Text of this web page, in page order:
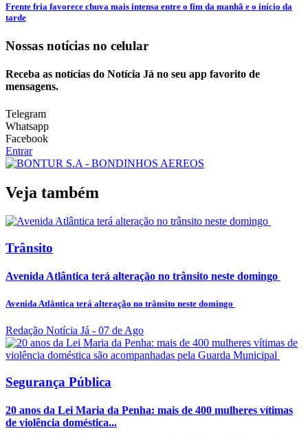
Frente fria favorece chuva mais intensa entre o fim da manhã e o início da
tarde
Nossas notícias no celular
Receba as notícias do Notícia Já no seu app favorito de
mensagens.
Telegram
Whatsapp
Facebook
Entrar
Veja também
Trânsito
Avenida Atlântica terá alteração no trânsito neste domingo
Avenida Atlântica terá alteração no trânsito neste domingo
Redação Notícia Já - 07 de Ago
Segurança Pública
20 anos da Lei Maria da Penha: mais de 400 mulheres vítimas
de violência doméstica...